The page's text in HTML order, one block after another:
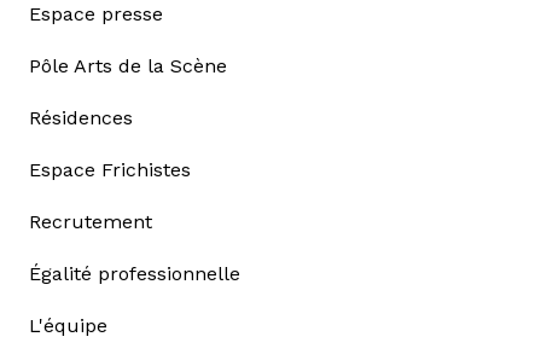
Espace presse
Pôle Arts de la Scène
Résidences
Espace Frichistes
Recrutement
Égalité professionnelle
L'équipe